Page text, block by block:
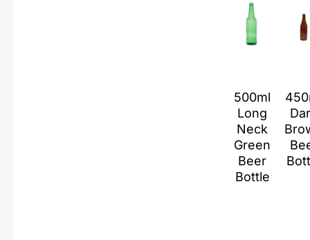
500ml
Long
Neck
Green
Beer
Bottle